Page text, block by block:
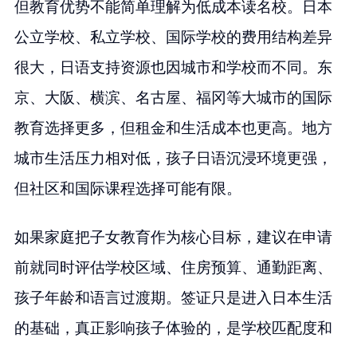
但教育优势不能简单理解为低成本读名校。日本
公立学校、私立学校、国际学校的费用结构差异
很大，日语支持资源也因城市和学校而不同。东
京、大阪、横滨、名古屋、福冈等大城市的国际
教育选择更多，但租金和生活成本也更高。地方
城市生活压力相对低，孩子日语沉浸环境更强，
但社区和国际课程选择可能有限。
如果家庭把子女教育作为核心目标，建议在申请
前就同时评估学校区域、住房预算、通勤距离、
孩子年龄和语言过渡期。签证只是进入日本生活
的基础，真正影响孩子体验的，是学校匹配度和